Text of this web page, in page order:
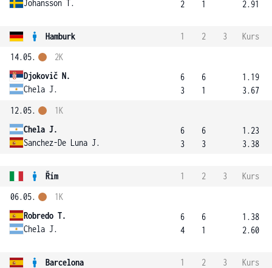
Johansson T.
2
1
2.91
Hamburk 1 2 3
Kurs
14.05.
Djokovič N.
Chela J.
2K
6
3
6
1
1.19
3.67
12.05.
Chela J.
Sanchez-De Luna J.
1K
6
3
6
3
1.23
3.38
Řím 1 2 3
Kurs
06.05.
Robredo T.
Chela J.
1K
6
4
6
1
1.38
2.60
Barcelona 1 2 3
Kurs